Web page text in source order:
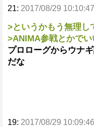
21: 2017/08/29
>というかもう無理し
>ANIMA参戦とかで
プロローグからウナ
だな
19: 2017/08/29